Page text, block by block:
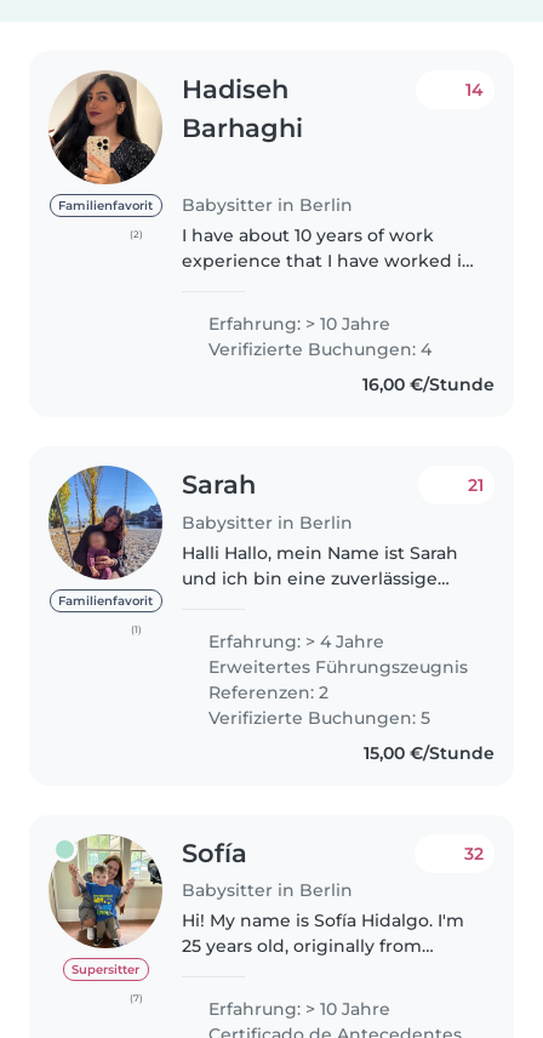
Familienfavorit
(2)
Hadiseh
Barhaghi
Babysitter in Berlin
14
I have about 10 years of work
experience that I have worked in
communication skills,
management and work
experience as a kindergarten
manager and kindergarten..
Erfahrung: > 10 Jahre
Verifizierte Buchungen: 4
16,00 €/Stunde
Familienfavorit
(1)
Sarah
Babysitter in Berlin
21
Halli Hallo, mein Name ist Sarah
und ich bin eine zuverlässige
sorgt, dass Kinder nicht nur
sicher sind, sondern auch eine..
Erfahrung: > 4 Jahre
Erweitertes Führungszeugnis
Referenzen: 2
Verifizierte Buchungen: 5
15,00 €/Stunde
Supersitter
(7)
Sofía
Babysitter in Berlin
32
Hi! My name is Sofía Hidalgo. I'm
25 years old, originally from
Berlin. Taking care of children
has always been something I
Erfahrung: > 10 Jahre